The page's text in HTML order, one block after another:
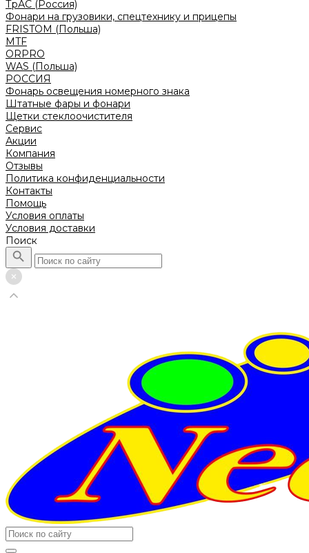
ТрАС (Россия)
Фонари на грузовики, спецтехнику и прицепы
FRISTOM (Польша)
MTF
ORPRO
WAS (Польша)
РОССИЯ
Фонарь освещения номерного знака
Штатные фары и фонари
Щетки стеклоочистителя
Сервис
Акции
Компания
Отзывы
Политика конфиденциальности
Контакты
Помощь
Условия оплаты
Условия доставки
Поиск